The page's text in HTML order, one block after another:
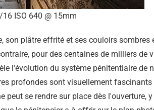
ISO 640 @ 15mm
son plâtre effrité et ses couloirs sombres
pour des centaines de milliers de
l'évolution du système pénitentiaire de
profondes sont visuellement
se rendre sur place dès l'ouverture,